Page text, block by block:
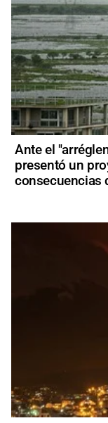
Ante el
presentó un
consecuencias